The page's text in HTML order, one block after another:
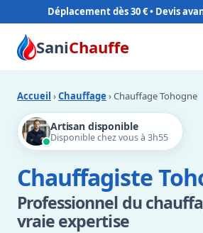
Déplacement dès 30 €
SaniChauffe
Accueil ›Chauffage › Chauffage Tohogne
Artisan disponible
Disponible chez vous à 3h55
Chauffagiste
Professionnel du
vraie expertise